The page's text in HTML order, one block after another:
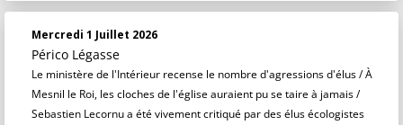
Mercredi 1 Juillet 2026
Périco Légasse
Le ministère de l'Intérieur recense le nombre d'agressions d'élus / À
Mesnil le Roi, les cloches de l'église auraient pu se taire à jamais /
Sebastien Lecornu a été vivement critiqué par des élus écologistes